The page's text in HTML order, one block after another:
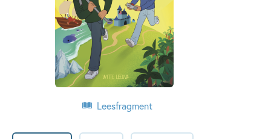
Leesfragment